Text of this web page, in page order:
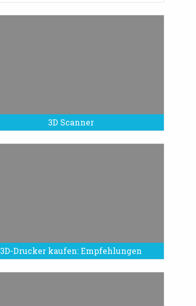
3D Scanner
3D-Drucker kaufen: Empfehlungen